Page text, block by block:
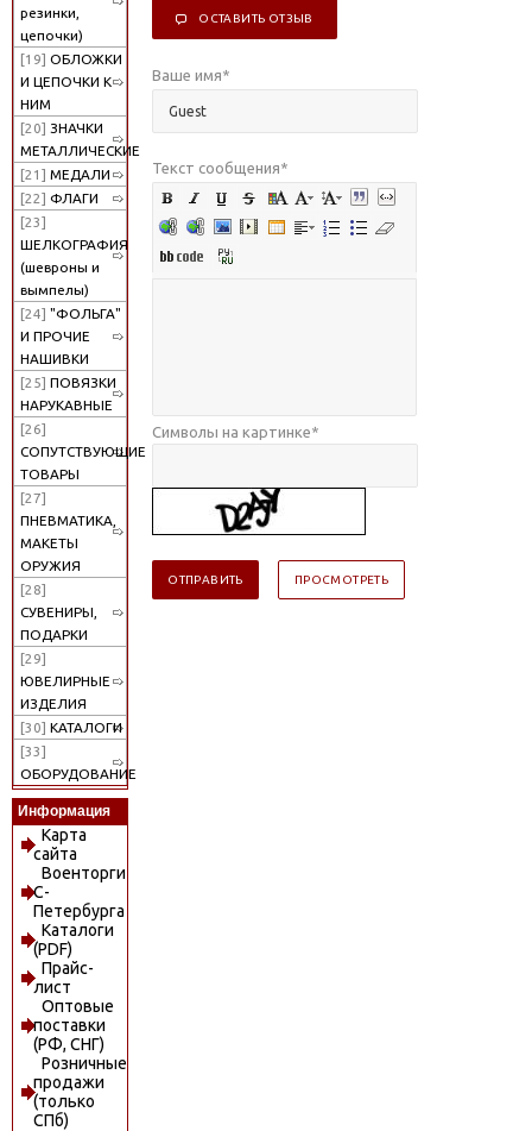
резинки,
цепочки)
[19] ОБЛОЖКИ
И ЦЕПОЧКИ К
НИМ
[20] ЗНАЧКИ
МЕТАЛЛИЧЕСКИЕ
[21] МЕДАЛИ
[22] ФЛАГИ
[23]
ШЕЛКОГРАФИЯ
(шевроны и
вымпелы)
[24] "ФОЛЬГА"
И ПРОЧИЕ
НАШИВКИ
[25] ПОВЯЗКИ
НАРУКАВНЫЕ
[26]
СОПУТСТВУЮЩИЕ
ТОВАРЫ
[27]
ПНЕВМАТИКА,
МАКЕТЫ
ОРУЖИЯ
[28]
СУВЕНИРЫ,
ПОДАРКИ
[29]
ЮВЕЛИРНЫЕ
ИЗДЕЛИЯ
[30] КАТАЛОГИ
[33]
ОБОРУДОВАНИЕ
Информация
Карта
сайта
Военторги
С-
Петербурга
Каталоги
(PDF)
Прайс-
лист
Оптовые
поставки
(РФ, СНГ)
Розничные
продажи
(только
СПб)
ОСТАВИТЬ ОТЗЫВ
Ваше имя*
Текст сообщения*
Символы на картинке*